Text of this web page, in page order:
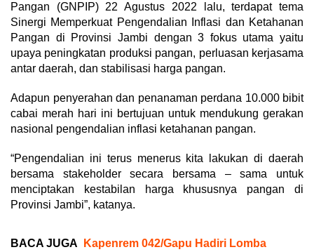
Pangan (GNPIP) 22 Agustus 2022 lalu, terdapat tema
Sinergi Memperkuat Pengendalian Inflasi dan Ketahanan
Pangan di Provinsi Jambi dengan 3 fokus utama yaitu
upaya peningkatan produksi pangan, perluasan kerjasama
antar daerah, dan stabilisasi harga pangan.
Adapun penyerahan dan penanaman perdana 10.000 bibit
cabai merah hari ini bertujuan untuk mendukung gerakan
nasional pengendalian inflasi ketahanan pangan.
“Pengendalian ini terus menerus kita lakukan di daerah
bersama stakeholder secara bersama – sama untuk
menciptakan kestabilan harga khususnya pangan di
Provinsi Jambi”, katanya.
BACA JUGA
Kapenrem 042/Gapu Hadiri Lomba